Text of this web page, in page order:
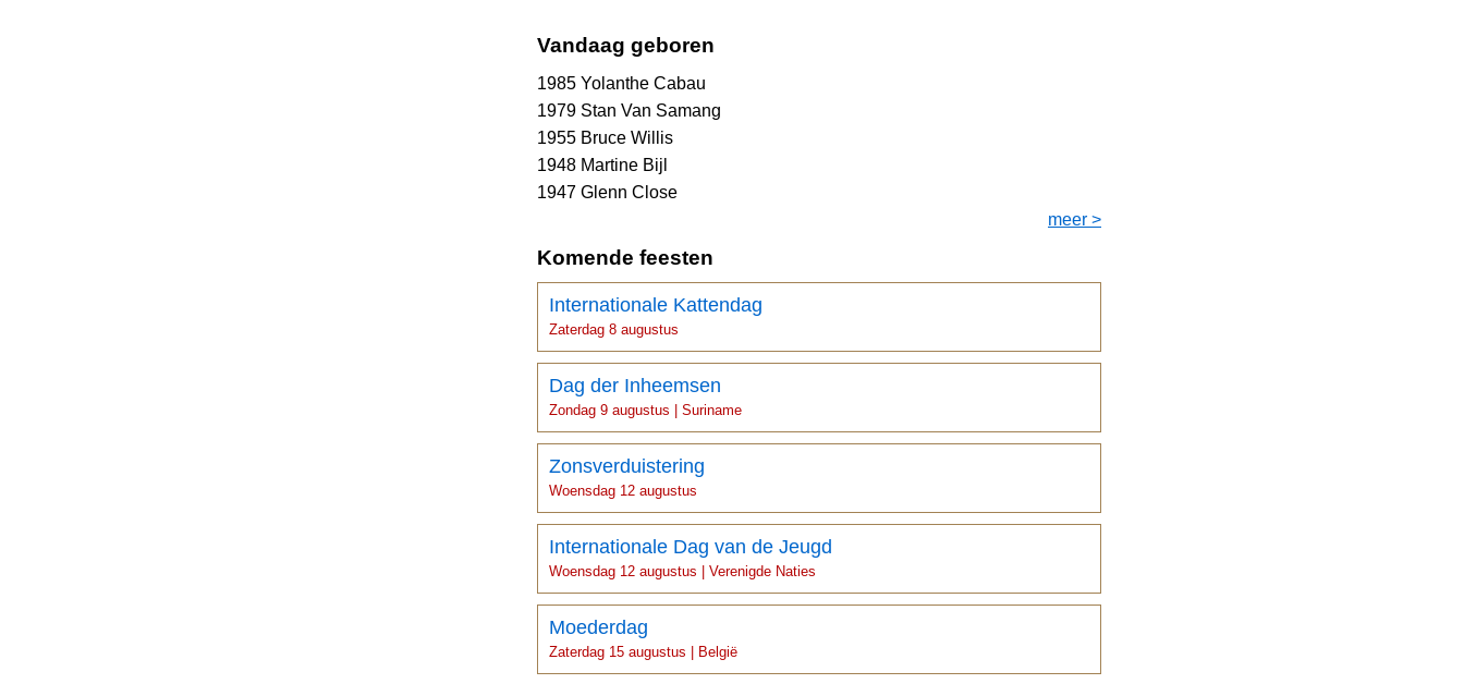
Vandaag geboren
1985 Yolanthe Cabau
1979 Stan Van Samang
1955 Bruce Willis
1948 Martine Bijl
1947 Glenn Close
meer >
Komende feesten
Internationale Kattendag
Zaterdag 8 augustus
Dag der Inheemsen
Zondag 9 augustus | Suriname
Zonsverduistering
Woensdag 12 augustus
Internationale Dag van de Jeugd
Woensdag 12 augustus | Verenigde Naties
Moederdag
Zaterdag 15 augustus | België